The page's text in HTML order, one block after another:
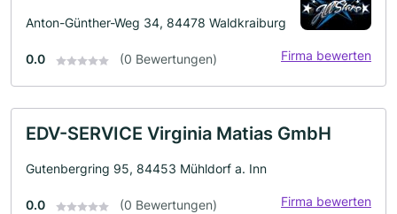
Anton-Günther-Weg 34, 84478 Waldkraiburg
0.0 (0 Bewertungen) Firma bewerten
EDV-SERVICE Virginia Matias GmbH
Gutenbergring 95, 84453 Mühldorf a. Inn
0.0 (0 Bewertungen) Firma bewerten